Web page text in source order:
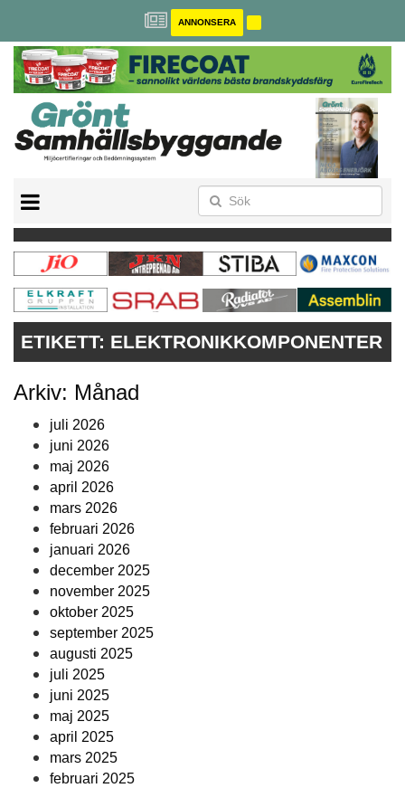
ANNONSERA
MILJÖBYGGNAD
NOLLCO2
CITYLAB
GREENBUILDING
ANNONSERA
ETIKETT: ELEKTRONIKKOMPONENTER
Arkiv: Månad
juli 2026
juni 2026
maj 2026
april 2026
mars 2026
februari 2026
januari 2026
december 2025
november 2025
oktober 2025
september 2025
augusti 2025
juli 2025
juni 2025
maj 2025
april 2025
mars 2025
februari 2025